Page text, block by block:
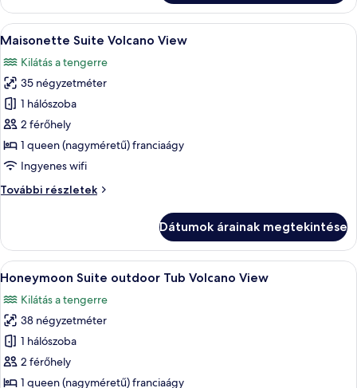
View
további
részletei
A
következő
szoba
összes
képének
megtekintése:
Maisonette
Suite
Volcano
View
Egy hálószoba, amelyben található
28
Maisonette Suite Volcano View
Kilátás a tengerre
35 négyzetméter
1 hálószoba
2 férőhely
1 queen (nagyméretű) franciaágy
Ingyenes wifi
További részletek
Maisonette
további
részletei
Dátumok árainak megtekintése
A
következő
szoba
összes
képének
megtekintése:
Honeymoon
Egy modern szállodai szoba,
8
Honeymoon Suite outdoor Tub Volcano View
Kilátás a tengerre
38 négyzetméter
1 hálószoba
2 férőhely
1 queen (nagyméretű) franciaágy